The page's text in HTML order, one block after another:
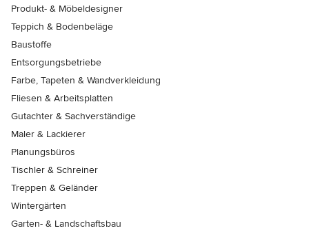
Produkt- & Möbeldesigner
Teppich & Bodenbeläge
Baustoffe
Entsorgungsbetriebe
Farbe, Tapeten & Wandverkleidung
Fliesen & Arbeitsplatten
Gutachter & Sachverständige
Maler & Lackierer
Planungsbüros
Tischler & Schreiner
Treppen & Geländer
Wintergärten
Garten- & Landschaftsbau